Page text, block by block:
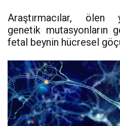
Araştırmacılar, ölen
genetik mutasyonların
fetal beynin hücresel